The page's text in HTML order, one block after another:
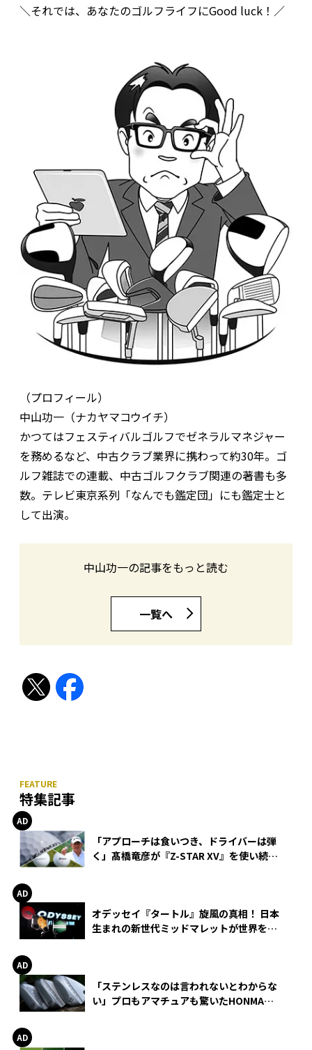
＼それでは、あなたのゴルフライフにGood luck！／
（プロフィール）
中山功一（ナカヤマコウイチ）
かつてはフェスティバルゴルフでゼネラルマネジャー
を務めるなど、中古クラブ業界に携わって約30年。ゴ
ルフ雑誌での連載、中古ゴルフクラブ関連の著書も多
数。テレビ東京系列「なんでも鑑定団」にも鑑定士と
して出演。
中山功一の記事をもっと読む
一覧へ
特集記事
「アプローチは食いつき、ドライバーは弾
く」髙橋竜彦が『Z-STAR XV』を使い続け
オデッセイ『タートル』旋風の真相！ 日本
生まれの新世代ミッドマレットが世界を席
「ステンレスなのは言われないとわからな
い」プロもアマチュアも驚いたHONMA